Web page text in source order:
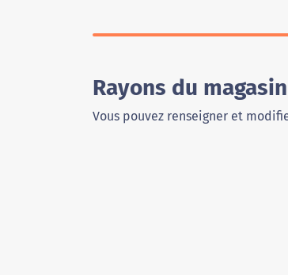
Rayons du
Vous pouvez renseigner et